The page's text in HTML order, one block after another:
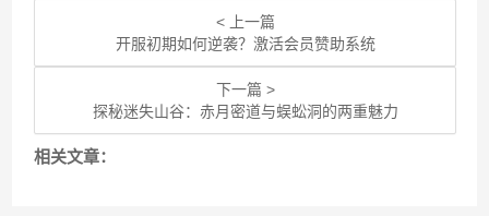
< 上一篇
开服初期如何逆袭？激活会员赞助系统
下一篇 >
探秘迷失山谷：赤月密道与蜈蚣洞的两重魅力
相关文章：